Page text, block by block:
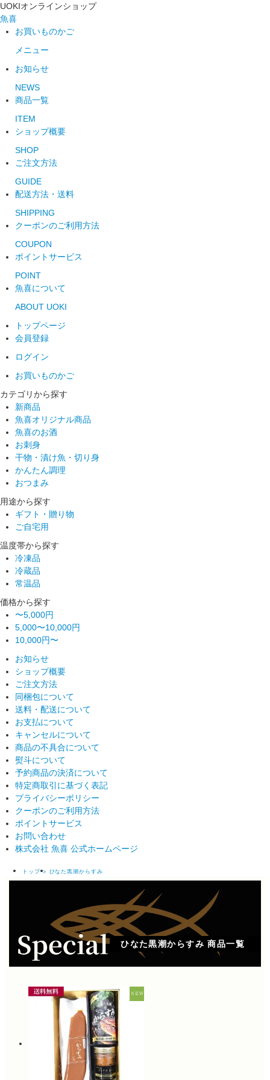
UOKIオンラインショップ
魚喜
お買いものかご
メニュー
お知らせ
NEWS
商品一覧
ITEM
ショップ概要
SHOP
ご注文方法
GUIDE
配送方法・送料
SHIPPING
クーポンのご利用方法
COUPON
ポイントサービス
POINT
魚喜について
ABOUT UOKI
トップページ
会員登録
ログイン
お買いものかご
カテゴリから探す
新商品
魚喜オリジナル商品
魚喜のお酒
お刺身
干物・漬け魚・切り身
かんたん調理
おつまみ
用途から探す
ギフト・贈り物
ご自宅用
温度帯から探す
冷凍品
冷蔵品
常温品
価格から探す
〜5,000円
5,000〜10,000円
10,000円〜
お知らせ
ショップ概要
ご注文方法
同梱包について
送料・配送について
お支払について
キャンセルについて
商品の不具合について
熨斗について
予約商品の決済について
特定商取引に基づく表記
プライバシーポリシー
クーポンのご利用方法
ポイントサービス
お問い合わせ
株式会社 魚喜 公式ホームページ
トップ ひなた黒潮からすみ
ひなた黒潮からすみ 商品一覧